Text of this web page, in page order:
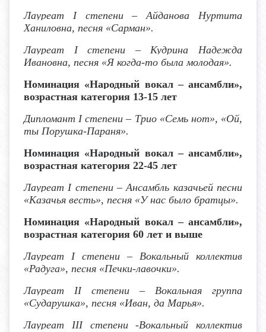
Лауреат I степени– Айданова Нуртита
Ханиловна, песня «Сарман».
Лауреат I степени – Кудрина Надежда
Ивановна, песня «Я когда-то была молодая».
Номинация «Народный вокал – ансамбли»,
возрастная категория 13-15 лет
Дипломант I степени – Трио «Семь нот», «Ой,
ты Порушка-Параня».
Номинация «Народный вокал – ансамбли»,
возрастная категория 22-45 лет
Лауреат I степени– Ансамбль казачьей песни
«Казачья весть», песня «У нас было братцы».
Номинация «Народный вокал – ансамбли»,
возрастная категория 60 лет и выше
Лауреат I степени – Вокальный коллектив
«Радуга», песня «Печки-лавочки».
Лауреат II
степени – Вокальная группа
«Сударушка», песня «Иван, да Марья».
Лауреат III
степени -Вокальный коллектив